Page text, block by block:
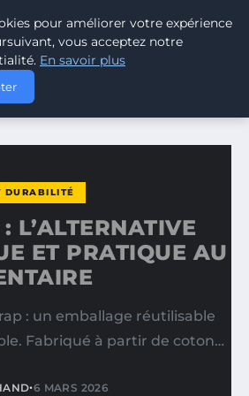
BLOG
ET DURABILITÉ
ÉCOLOGIQUE ET PRATIQUE AU…
DURABILITÉ
L’ALTERNATIVE
ET PRATIQUE AU
: un emballage réutilisable
Fabriqué à partir de coton…
•6 MARS 2026
pour améliorer votre expérience
vous acceptez notre
En savoir plus